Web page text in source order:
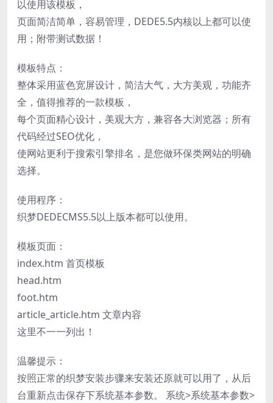
以使用该模板，
页面简洁简单，容易管理，DEDE5.5内核以上都可以使
用；附带测试数据！
模板特点：
整体采用蓝色宽屏设计，简洁大气，大方美观，功能齐
全，值得推荐的一款模板，
每个页面精心设计，美观大方，兼容各大浏览器；所有
代码经过SEO优化，
使网站更利于搜索引擎排名，是您做环保类网站的明确
选择。
使用程序：
织梦DEDECMS5.5以上版本都可以使用。
模板页面：
index.htm 首页模板
head.htm
foot.htm
article_article.htm 文章内容
这里不一一列出！
温馨提示：
按照正常的织梦安装步骤来安装还原就可以用了，从后
台重新点击保存下系统基本参数。 系统>系统基本参数>